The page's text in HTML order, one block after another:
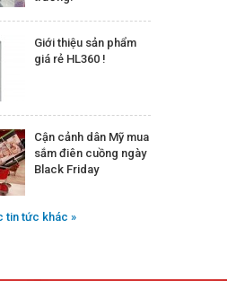
Giới thiệu sản phẩm
giá rẻ HL360 !
Cận cảnh dân Mỹ mua
sắm điên cuồng ngày
Black Friday
tin tức khác »